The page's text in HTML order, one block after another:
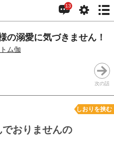
13
の溺愛に気づきません！
ム伽
次の話
しおりを挟む
おりませんの